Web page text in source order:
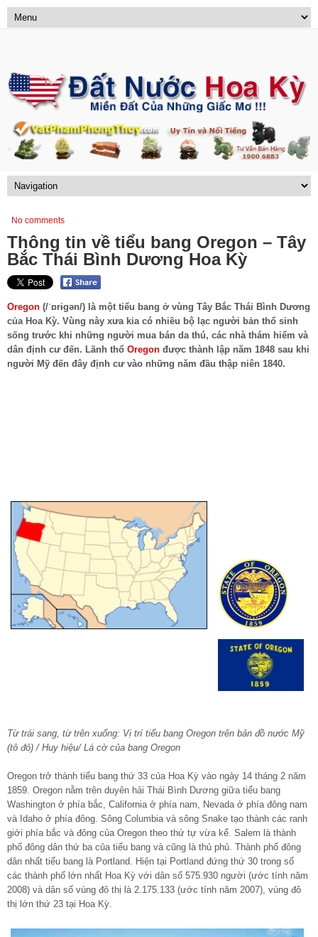
No comments
Thông tin về tiểu bang Oregon – Tây
Bắc Thái Bình Dương Hoa Kỳ
Oregon (/ˈɒrɨɡən/) là một tiểu bang ở vùng Tây Bắc Thái Bình Dương
của Hoa Kỳ. Vùng này xưa kia có nhiều bộ lạc người bản thổ sinh
sống trước khi những người mua bán da thú, các nhà thám hiểm và
dân định cư đến. Lãnh thổ Oregon được thành lập năm 1848 sau khi
người Mỹ đến đây định cư vào những năm đầu thập niên 1840.
Từ trái sang, từ trên xuống: Vị trí tiểu bang Oregon trên bản đồ nước Mỹ
(tô đỏ) / Huy hiệu/ Lá cờ của bang Oregon
Oregon trở thành tiểu bang thứ 33 của Hoa Kỳ vào ngày 14 tháng 2 năm
1859. Oregon nằm trên duyên hải Thái Bình Dương giữa tiểu bang
Washington ở phía bắc, California ở phía nam, Nevada ở phía đông nam
và Idaho ở phía đông. Sông Columbia và sông Snake tạo thành các ranh
giới phía bắc và đông của Oregon theo thứ tự vừa kể. Salem là thành
phố đông dân thứ ba của tiểu bang và cũng là thủ phủ. Thành phố đông
dân nhất tiểu bang là Portland. Hiện tại Portland đứng thứ 30 trong số
các thành phố lớn nhất Hoa Kỳ với dân số 575.930 người (ước tính năm
2008) và dân số vùng đô thị là 2.175.133 (ước tính năm 2007), vùng đô
thị lớn thứ 23 tại Hoa Kỳ.